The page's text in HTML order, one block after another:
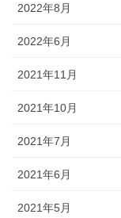
2022年8月
2022年6月
2021年11月
2021年10月
2021年7月
2021年6月
2021年5月